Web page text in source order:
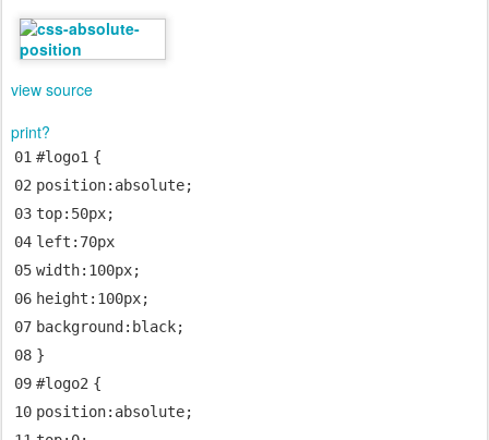
view source
print?
01 #logo1 {
02 position: absolute;
03 top: 50px;
04 left : 70px
05 width: 100px;
06 height : 100px;
07 background : black;
08 }
09 #logo2 {
10 position: absolute;